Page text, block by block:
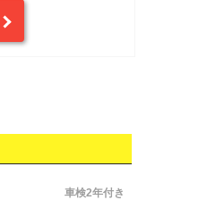
車検2年付き